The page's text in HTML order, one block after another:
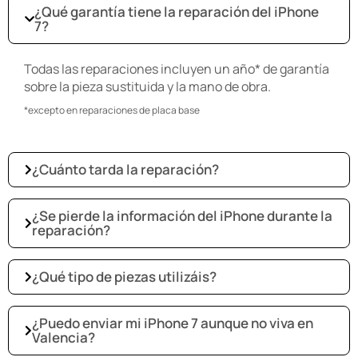
¿Qué garantía tiene la reparación del iPhone
7?
Todas las reparaciones incluyen un año* de garantía
sobre la pieza sustituida y la mano de obra.
*excepto en reparaciones de placa base
¿Cuánto tarda la reparación?
¿Se pierde la información del iPhone durante la
reparación?
¿Qué tipo de piezas utilizáis?
¿Puedo enviar mi iPhone 7 aunque no viva en
Valencia?